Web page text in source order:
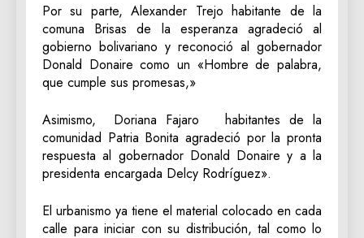
Por su parte, Alexander Trejo habitante de la
comuna Brisas de la esperanza agradeció al
gobierno bolivariano y reconoció al gobernador
Donald Donaire como un «Hombre de palabra,
que cumple sus promesas,»
Asimismo, Doriana Fajaro habitantes de la
comunidad Patria Bonita agradeció por la pronta
respuesta al gobernador Donald Donaire y a la
presidenta encargada Delcy Rodríguez».
El urbanismo ya tiene el material colocado en cada
calle para iniciar con su distribución, tal como lo